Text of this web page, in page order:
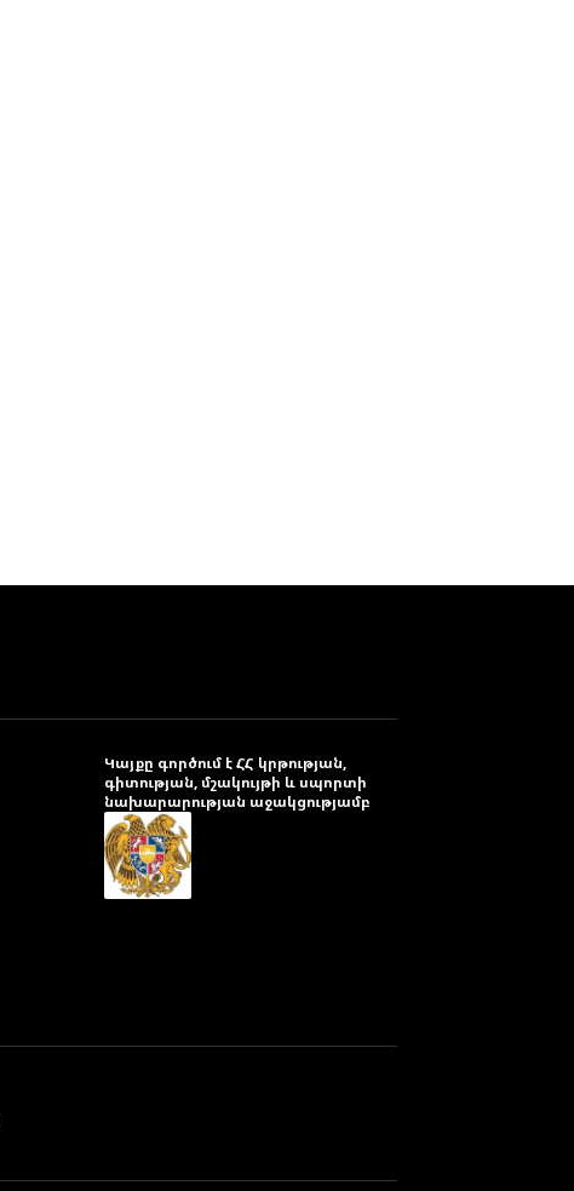
Կայքը գործում է ՀՀ կրթության,
գիտության, մշակույթի և սպորտի
նախարարության աջակցությամբ